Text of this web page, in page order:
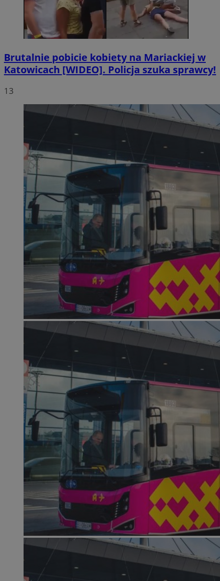
Brutalnie pobicie kobiety na Mariackiej w
Katowicach [WIDEO]. Policja szuka sprawcy!
13